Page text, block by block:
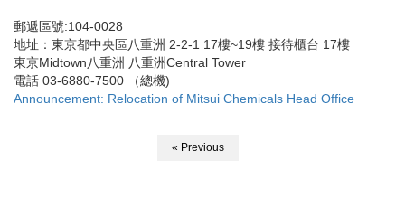
郵遞區號:104-0028
地址：東京都中央區八重洲 2-2-1 17樓~19樓 接待櫃台 17樓
東京Midtown八重洲 八重洲Central Tower
電話 03-6880-7500 （總機)
Announcement: Relocation of Mitsui Chemicals Head Office
« Previous